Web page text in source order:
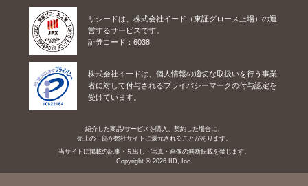
リシードは、株式会社イード（東証グロース上場）の運
営するサービスです。
証券コード：6038
株式会社イードは、個人情報の適切な取扱いを行う事業
者に対して付与されるプライバシーマークの付与認定を
受けています。
紹介した商品/サービスを購入、契約した場合に、
売上の一部が弊社サイトに還元されることがあります。
当サイトに掲載の記事・見出し・写真・画像の無断転載を禁じます。
Copyright © 2026 IID, Inc.